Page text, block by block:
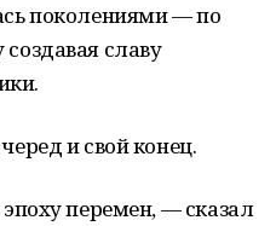
поколениями — по
славу
и свой конец.
перемен, — сказал